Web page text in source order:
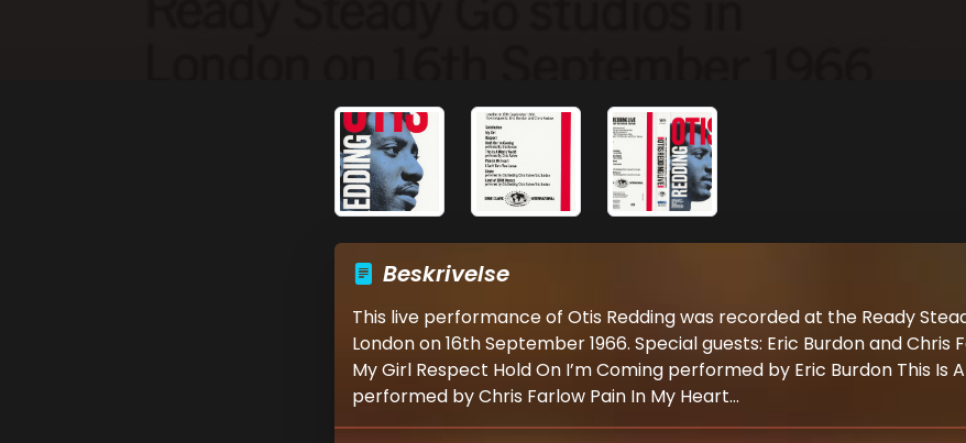
Beskrivelse
This live performance of Otis Redding was recorded at the Ready
London on 16th September 1966. Special guests: Eric Burdon and Chris
My Girl Respect Hold On I’m Coming performed by Eric Burdon This Is
performed by Chris Farlow Pain In My Heart...